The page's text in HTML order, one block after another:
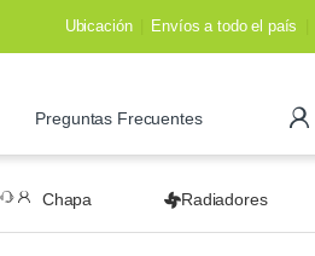
Ubicación Envíos a todo el país
Preguntas Frecuentes
Chapa Radiadores